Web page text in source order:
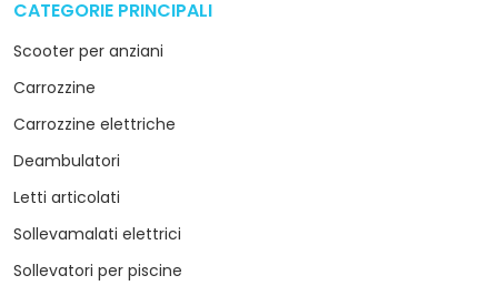
CATEGORIE PRINCIPALI
Scooter per anziani
Carrozzine
Carrozzine elettriche
Deambulatori
Letti articolati
Sollevamalati elettrici
Sollevatori per piscine